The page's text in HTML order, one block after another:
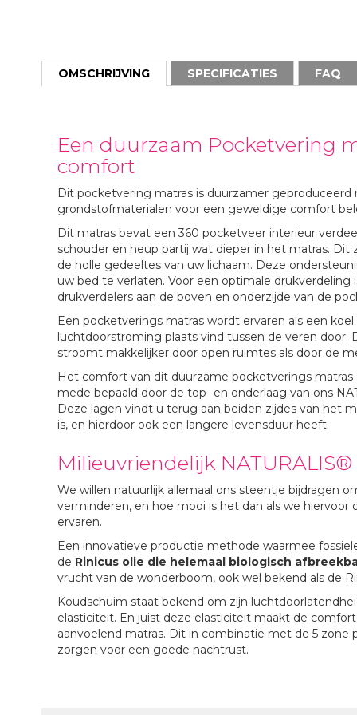
begin
vanOMSCHRIJVING
Een duurzaam Pocketvering
comfort
Dit pocketvering matras is duurzamer
grondstofmaterialen voor een geweldige comfort
Dit matras bevat een 360 pocketveer interieur
schouder en heup partij wat dieper in het matras.
de holle gedeeltes van uw lichaam. Deze
uw bed te verlaten. Voor een optimale
drukverdelers aan de boven en onderzijde van de
Een pocketverings matras wordt ervaren als een
luchtdoorstroming plaats vind tussen de veren door.
stroomt makkelijker door open ruimtes als door de
Het comfort van dit duurzame pocketverings
mede bepaald door de top- en onderlaag van ons
Deze lagen vindt u terug aan beiden zijdes van het
is, en hierdoor ook een langere levensduur heeft.
Milieuvriendelijk
We willen natuurlijk allemaal ons steentje bijdragen
verminderen, en hoe mooi is het dan als we
ervaren.
Een innovatieve productie methode waarmee
de Rinicus olie die helemaal biologisch
vrucht van de wonderboom, ook wel bekend als de
Koudschuim staat bekend om zijn
elasticiteit. En juist deze elasticiteit maakt de
aanvoelend matras. Dit in combinatie met de 5
zorgen voor een goede nachtrust.
SPECIFICATIES FAQ